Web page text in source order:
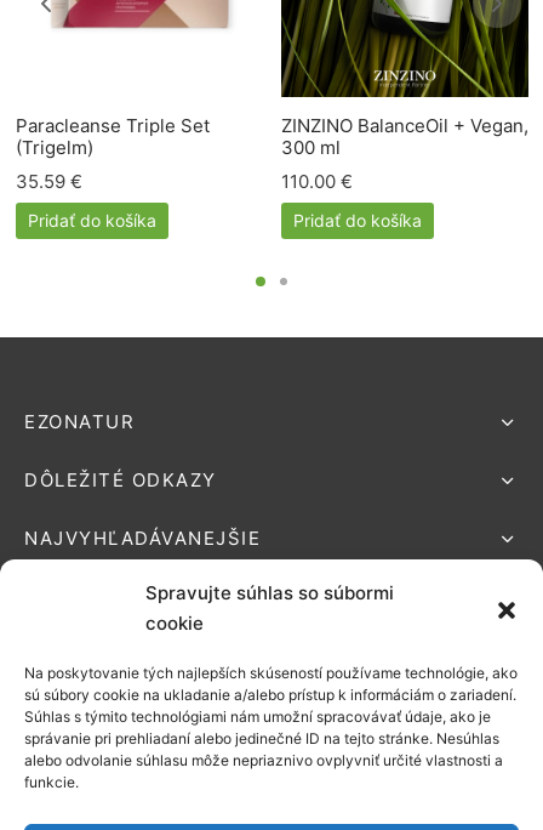
Spravujte súhlas so súbormi
cookie
Na poskytovanie tých najlepších skúseností používame technológie, ako
sú súbory cookie na ukladanie a/alebo prístup k informáciám o zariadení.
Súhlas s týmito technológiami nám umožní spracovávať údaje, ako je
správanie pri prehliadaní alebo jedinečné ID na tejto stránke. Nesúhlas
alebo odvolanie súhlasu môže nepriaznivo ovplyvniť určité vlastnosti a
funkcie.
Paracleanse Triple Set
(Trigelm)
35.59 €
Pridať do košíka
ZINZINO BalanceOil + Vegan,
300 ml
110.00 €
Pridať do košíka
EZONATUR
DÔLEŽITÉ ODKAZY
NAJVYHĽADÁVANEJŠIE
Podporované platby:
Možnosti
doručenia: